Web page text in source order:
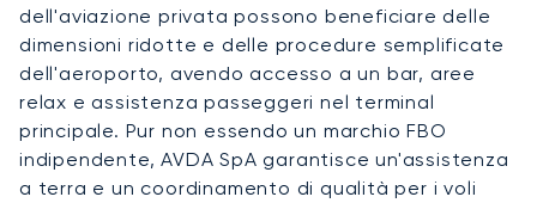
dell'aviazione privata possono beneficiare delle
dimensioni ridotte e delle procedure semplificate
dell'aeroporto, avendo accesso a un bar, aree
relax e assistenza passeggeri nel terminal
principale. Pur non essendo un marchio FBO
indipendente, AVDA SpA garantisce un'assistenza
a terra e un coordinamento di qualità per i voli